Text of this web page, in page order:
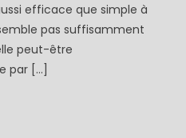
efficace que simple à
pas suffisamment
peut-être
par […]